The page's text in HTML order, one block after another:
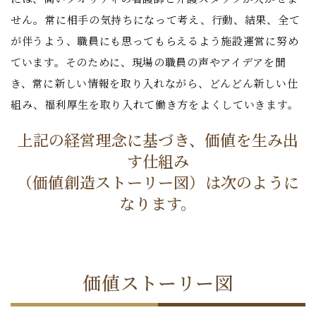
せん。常に相手の気持ちになって考え、行動、結果、全て
が伴うよう、職員にも思ってもらえるよう施設運営に努め
ています。そのために、現場の職員の声やアイデアを聞
き、常に新しい情報を取り入れながら、どんどん新しい仕
組み、福利厚生を取り入れて働き方をよくしていきます。
上記の経営理念に基づき、価値を生み出
す仕組み
（価値創造ストーリー図）は次のように
なります。
価値ストーリー図